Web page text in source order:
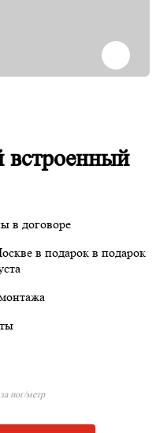
в договоре
в подарок в подарок
пог/метр